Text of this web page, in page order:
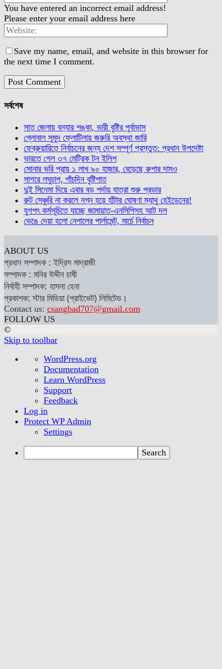
You have entered an incorrect email address!
Please enter your email address here
Save my name, email, and website in this browser for
the next time I comment.
সর্বশেষ
সাত জেলায় বন্যার শঙ্কা, ভারী বৃষ্টির পূর্বাভাস
গ্লোবাল সুমুদ ফ্লোটিলায় জরুরি অবস্থা জারি
ফেব্রুয়ারিতে নির্বাচনের জন্য দেশ সম্পূর্ণ প্রস্তুত: প্রধান উপদেষ্টা
ভারতে গেল ৩৭ মেট্রিক টন ইলিশ
সোনার ভরি প্রায় ১ লাখ ৯০ হাজার, বেড়েছে রুপার দামও
সাগরে লঘুচাপ, পাঁচদিন বৃষ্টিপাত
দুই সিনেমা দিয়ে এবার বড় পর্দায় যাত্রা শুরু প্রভার
রুট সেঞ্চুরি না করলে নগ্ন হয়ে হাঁটার ঘোষণা ম্যাথু হেইডেনের!
যুগপৎ কর্মসূচিতে যাচ্ছে জামায়াত-এনসিপিসহ আট দল
ভেঙে দেয়া হলো নেপালের পার্লামেন্ট, মার্চে নির্বাচন
ABOUT US
প্রধান সম্পাদক : ইদ্রিস মাদ্রাজী
সম্পাদক : মনির উদ্দীন চাষী
নির্বাহী সম্পাদক: হাসনা হেনা
প্রকাশক: স্টার মিডিয়া (প্রাইভেট) লিমিটেড।
Contact us: csangbad707@gmail.com
FOLLOW US
©
Skip to toolbar
About
WordPress
WordPress.org
Documentation
Learn WordPress
Support
Feedback
Log in
Protect WP Admin
Settings
Search